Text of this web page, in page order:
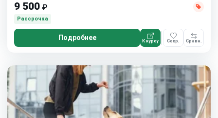
9 500 ₽
Рассрочка
Подробнее К курсу Сохр. Сравн.